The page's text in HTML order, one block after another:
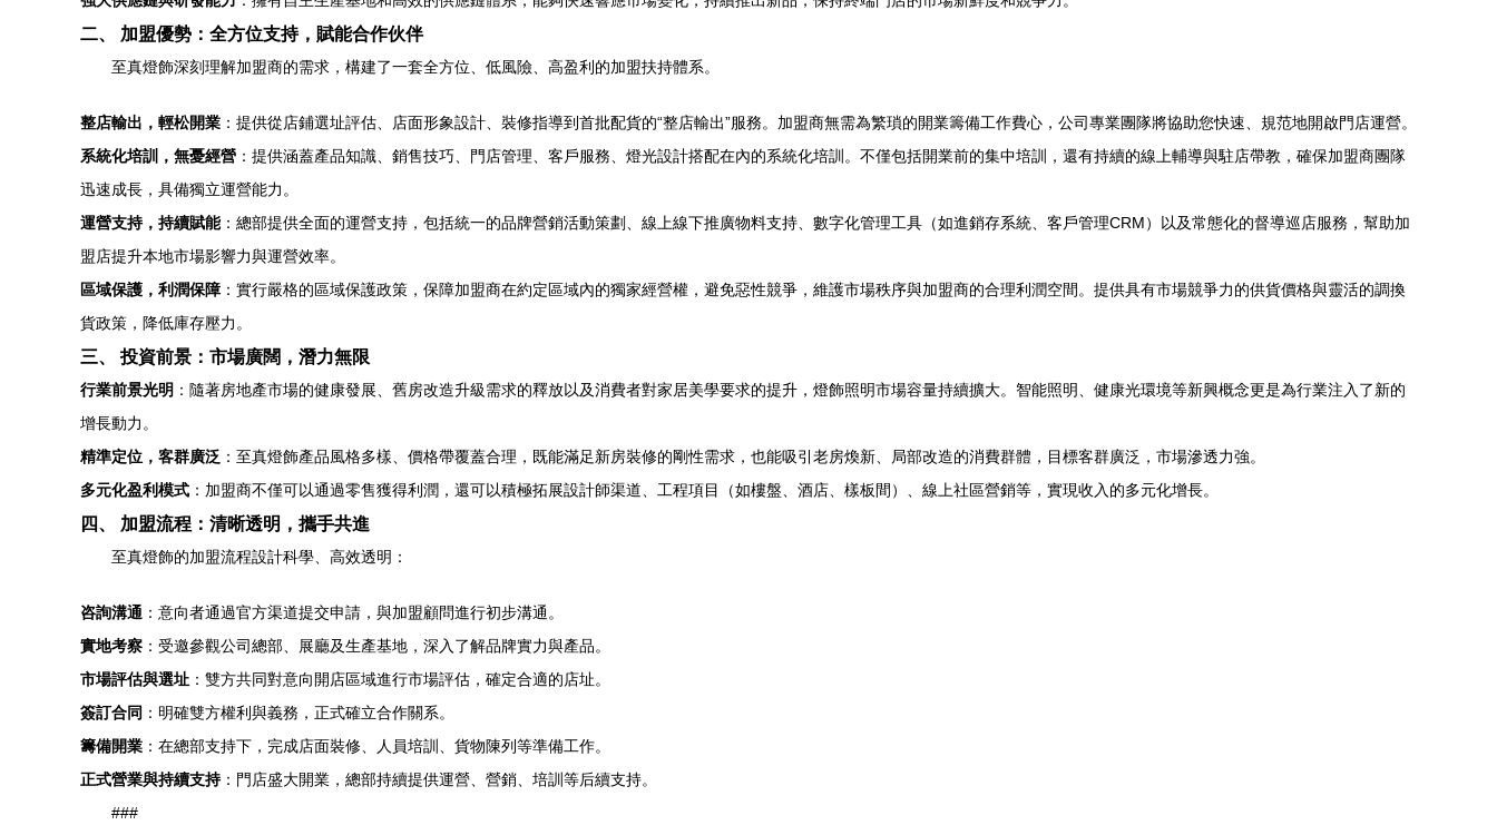
二、 加盟優勢：全方位支持，賦能合作伙伴
至真燈飾深刻理解加盟商的需求，構建了一套全方位、低風險、高盈利的加盟扶持體系。
整店輸出，輕松開業 ：提供從店鋪選址評估、店面形象設計、裝修指導到首批配貨的“整店輸出”服務。加盟商無需為繁瑣的開業籌備工作費心，公司專業團隊將協助您快速、規范地開啟門店運營。
系統化培訓，無憂經營 ：提供涵蓋產品知識、銷售技巧、門店管理、客戶服務、燈光設計搭配在內的系統化培訓。不僅包括開業前的集中培訓，還有持續的線上輔導與駐店帶教，確保加盟商團隊
迅速成長，具備獨立運營能力。
運營支持，持續賦能：總部提供全面的運營支持，包括統一的品牌營銷活動策劃、線上線下推廣物料支持、數字化管理工具（如進銷存系統、客戶管理CRM）以及常態化的督導巡店服務，幫助加
盟店提升本地市場影響力與運營效率。
區域保護，利潤保障 ：實行嚴格的區域保護政策，保障加盟商在約定區域內的獨家經營權，避免惡性競爭，維護市場秩序與加盟商的合理利潤空間。提供具有市場競爭力的供貨價格與靈活的調換
貨政策，降低庫存壓力。
三、 投資前景：市場廣闊，潛力無限
行業前景光明 ：隨著房地產市場的健康發展、舊房改造升級需求的釋放以及消費者對家居美學要求的提升，燈飾照明市場容量持續擴大。智能照明、健康光環境等新興概念更是為行業注入了新的
增長動力。
精準定位，客群廣泛 ：至真燈飾產品風格多樣、價格帶覆蓋合理，既能滿足新房裝修的剛性需求，也能吸引老房煥新、局部改造的消費群體，目標客群廣泛，市場滲透力強。
多元化盈利模式 ：加盟商不僅可以通過零售獲得利潤，還可以積極拓展設計師渠道、工程項目（如樓盤、酒店、樣板間）、線上社區營銷等，實現收入的多元化增長。
四、 加盟流程：清晰透明，攜手共進
至真燈飾的加盟流程設計科學、高效透明：
咨詢溝通 ：意向者通過官方渠道提交申請，與加盟顧問進行初步溝通。
實地考察 ：受邀參觀公司總部、展廳及生產基地，深入了解品牌實力與產品。
市場評估與選址 ：雙方共同對意向開店區域進行市場評估，確定合適的店址。
簽訂合同 ：明確雙方權利與義務，正式確立合作關系。
籌備開業 ：在總部支持下，完成店面裝修、人員培訓、貨物陳列等準備工作。
正式營業與持續支持：門店盛大開業，總部持續提供運營、營銷、培訓等后續支持。
###